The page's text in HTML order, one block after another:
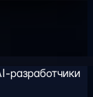
разработчики